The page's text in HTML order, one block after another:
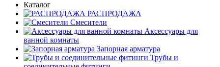
Каталог
РАСПРОДАЖА
Смесители
Аксессуары для
ванной комнаты
Запорная арматура
Трубы и